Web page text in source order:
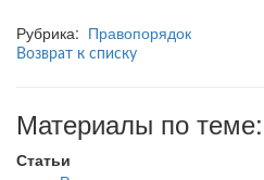
Рубрика: Правопорядок
Возврат к списку
Материалы по теме:
Статьи